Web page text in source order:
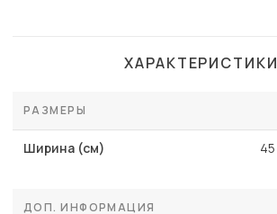
ХАРАКТЕРИСТИКИ
РАЗМЕРЫ
Ширина (см) 45
ДОП. ИНФОРМАЦИЯ